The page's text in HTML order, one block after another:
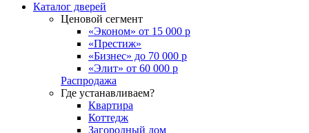
Каталог дверей
Ценовой сегмент
«Эконом» от 15 000 р
«Престиж»
«Бизнес» до 70 000 р
«Элит» от 60 000 р
Распродажа
Где устанавливаем?
Квартира
Коттедж
Загородный дом